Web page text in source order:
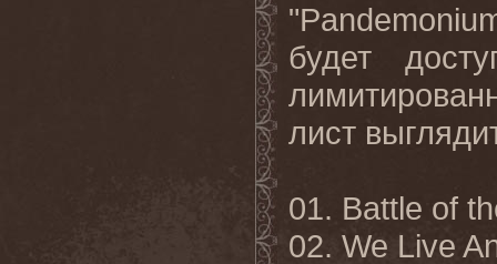
будет
лист
01. Battle of
02. We Live